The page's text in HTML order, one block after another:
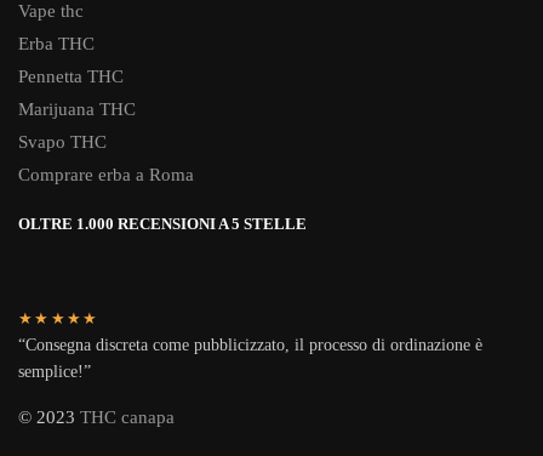
Vape thc
Erba THC
Pennetta THC
Marijuana THC
Svapo THC
Comprare erba a Roma
OLTRE 1.000 RECENSIONI A 5 STELLE
★★★★★
“Consegna discreta come pubblicizzato, il processo di ordinazione è
semplice!”
© 2023 THC canapa